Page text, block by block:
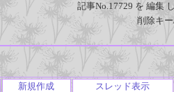
記事No.17729 を 編集
削除キ
新規作成 スレッド表示